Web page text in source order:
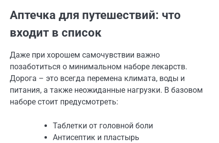
Аптечка для путешествий: что
входит в список
Даже при хорошем самочувствии важно
позаботиться о минимальном наборе лекарств.
Дорога – это всегда перемена климата, воды и
питания, а также неожиданные нагрузки. В базовом
наборе стоит предусмотреть:
Таблетки от головной боли
Антисептик и пластырь